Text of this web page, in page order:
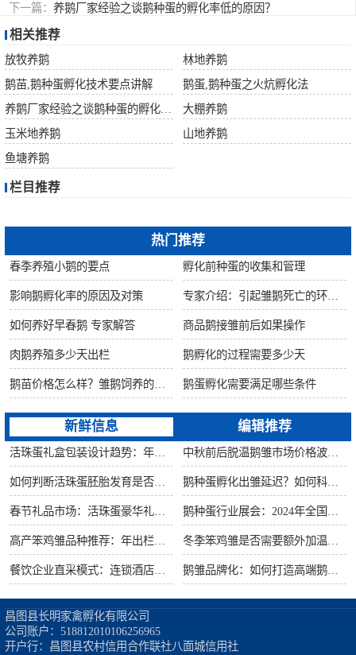
下一篇： 养鹅厂家经验之谈鹅种蛋的孵化率低的原因？
相关推荐
放牧养鹅
林地养鹅
鹅苗,鹅种蛋孵化技术要点讲解
鹅蛋,鹅种蛋之火炕孵化法
大棚养鹅
玉米地养鹅
山地养鹅
鱼塘养鹅
栏目推荐
热门推荐
春季养殖小鹅的要点 孵化前种蛋的收集和管理
影响鹅孵化率的原因及对策
如何养好早春鹅 专家解答 商品鹅接雏前后如果操作
肉鹅养殖多少天出栏 鹅孵化的过程需要多少天
鹅蛋孵化需要满足哪些条件
新鲜信息 编辑推荐
昌图县长明家禽孵化有限公司
公司账户：518812010106256965
开户行：昌图县农村信用合作联社八面城信用社